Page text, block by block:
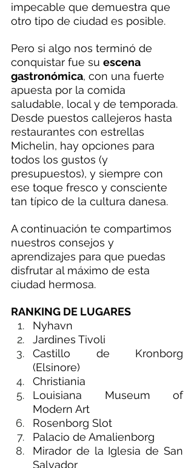
impecable que demuestra que
otro tipo de ciudad es posible.
Pero si algo nos terminó de
conquistar fue su escena
gastronómica, con una fuerte
apuesta por la comida
saludable, local y de temporada.
Desde puestos callejeros hasta
restaurantes con estrellas
Michelin, hay opciones para
todos los gustos (y
presupuestos), y siempre con
ese toque fresco y consciente
tan típico de la cultura danesa.
A continuación te compartimos
nuestros consejos y
aprendizajes para que puedas
disfrutar al máximo de esta
ciudad hermosa.
RANKING DE LUGARES
Nyhavn
Jardines Tivoli
Castillo de Kronborg
(Elsinore)
Christiania
Louisiana Museum of
Modern Art
Rosenborg Slot
Palacio de Amalienborg
Mirador de la Iglesia de San
Salvador